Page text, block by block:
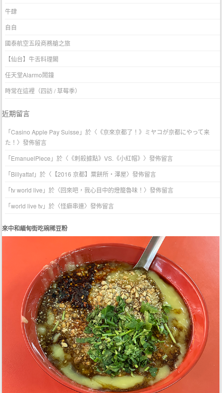
牛肆
自自
國泰航空五段商務艙之旅
【仙台】牛舌料理閣
任天堂Alarmo鬧鐘
時常在這裡（四訪 / 草莓季）
近期留言
「Casino Apple Pay Suisse 」於〈 《京來京都了！》ミヤコが京都にやって来
た！ 〉發佈留言
「EmanuelPlece 」於〈 《刺殺據點》VS.《小紅帽》 〉發佈留言
「Billyattaf」於〈 【2016 京都】粟餅所・澤屋〉發佈留言
「tv world live 」於〈回來吧，我心目中的燈籠魯味！ 〉發佈留言
「world live tv」於〈怪癖串連〉發佈留言
來中和緬甸街吃碗稀豆粉